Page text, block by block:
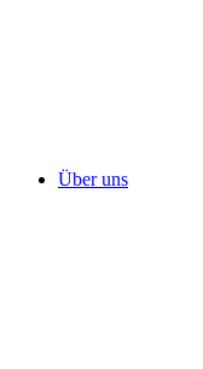
Über uns